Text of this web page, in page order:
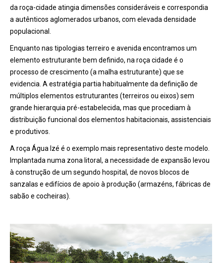
da roça-cidade atingia dimensões consideráveis e correspondia
a autênticos aglomerados urbanos, com elevada densidade
populacional.
Enquanto nas tipologias terreiro e avenida encontramos um
elemento estruturante bem definido, na roça cidade é o
processo de crescimento (a malha estruturante) que se
evidencia. A estratégia partia habitualmente da definição de
múltiplos elementos estruturantes (terreiros ou eixos) sem
grande hierarquia pré-estabelecida, mas que procediam à
distribuição funcional dos elementos habitacionais, assistenciais
e produtivos.
A roça Água Izé é o exemplo mais representativo deste modelo.
Implantada numa zona litoral, a necessidade de expansão levou
à construção de um segundo hospital, de novos blocos de
sanzalas e edifícios de apoio à produção (armazéns, fábricas de
sabão e cocheiras).